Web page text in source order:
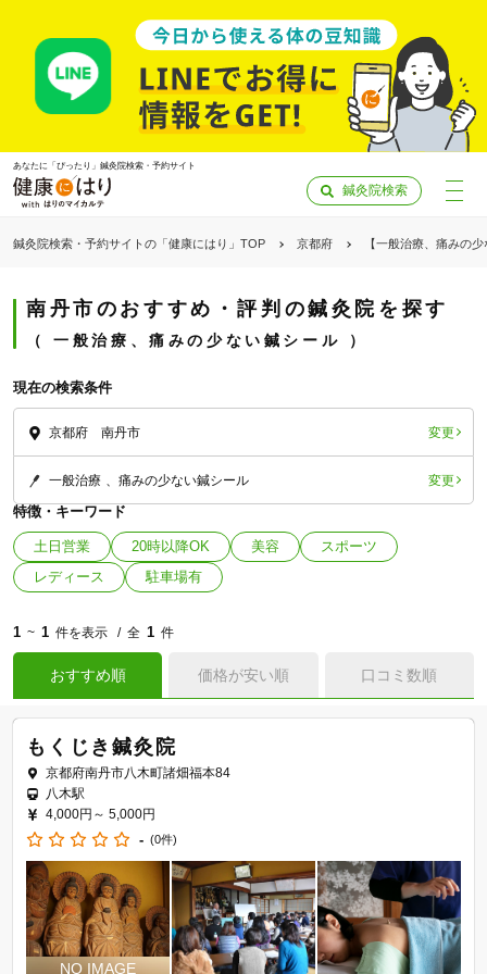
あなたに「ぴったり」鍼灸院検索・予約サイト
鍼灸院検索
鍼灸院検索・予約サイトの「健康にはり」TOP 京都府 【一般治療、痛みの
南丹市のおすすめ・評判の鍼灸院を探す
一般治療、痛みの少ない鍼シール
現在の検索条件
京都府 南丹市 変更
一般治療 痛みの少ない鍼シール 変更
特徴・キーワード
土日営業 20時以降OK 美容
スポーツ
レディース
駐車場有
1 ~ 1 件を表示 全 1 件
おすすめ順 価格が安い順 口コミ数順
もくじき鍼灸院
京都府南丹市八木町諸畑福本84
八木駅
4,000円～ 5,000円
- (0件)
「健康にはりを見た」